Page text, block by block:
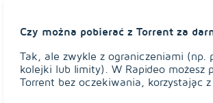
Czy można pobierać z Torrent za
Tak, ale zwykle z ograniczeniami (np.
kolejki lub limity). W Rapideo możesz
Torrent bez oczekiwania, korzystając